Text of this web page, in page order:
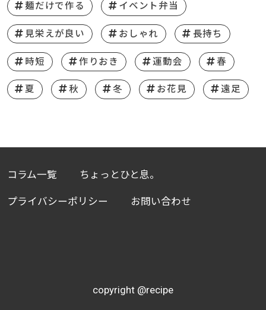
麺だけで作る イベント弁当
見栄えが良い おしゃれ 長持ち
時短 作りおき 運動会 春
夏 秋 冬 お花見 遠足
コラム一覧 ちょっとひと息。
プライバシーポリシー お問い合わせ
copyright @recipe